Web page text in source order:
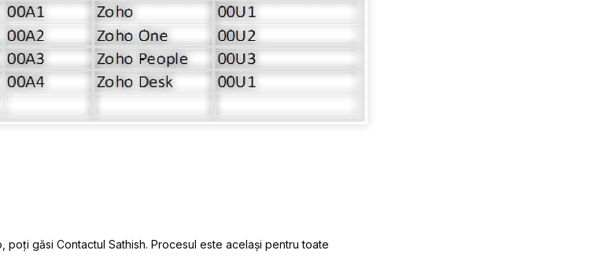
poți găsi Contactul Sathish. Procesul este același pentru toate